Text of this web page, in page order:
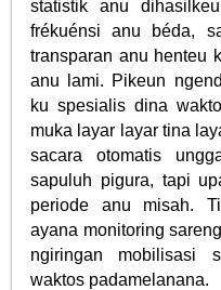
statistik anu
frékuénsi anu béda,
transparan anu henteu
anu lami. Pikeun
ku spesialis dina
muka layar layar tina
sacara otomatis
sapuluh pigura, tapi
periode anu misah.
ayana monitoring
ngiringan mobilisasi
waktos padamelanana.